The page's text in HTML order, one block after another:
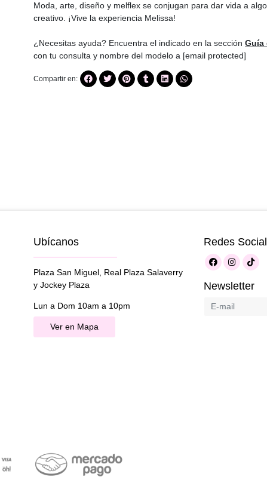
Moda, arte, diseño y melflex se conjugan para dar vida a
creativo. ¡Vive la experiencia Melissa!
¿Necesitas ayuda? Encuentra el indicado en la sección Guía
con tu consulta y nombre del modelo a [email protected]
Compartir en:
Ubícanos
Plaza San Miguel, Real Plaza Salaverry
y Jockey Plaza
Lun a Dom 10am a 10pm
Ver en Mapa
Redes
Newsletter